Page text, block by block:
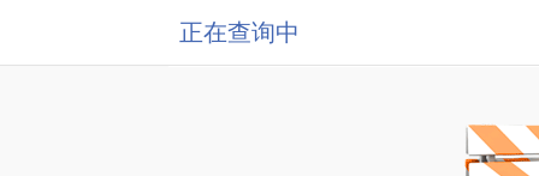
正在查询中